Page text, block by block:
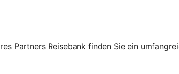
Partners Reisebank finden Sie ein